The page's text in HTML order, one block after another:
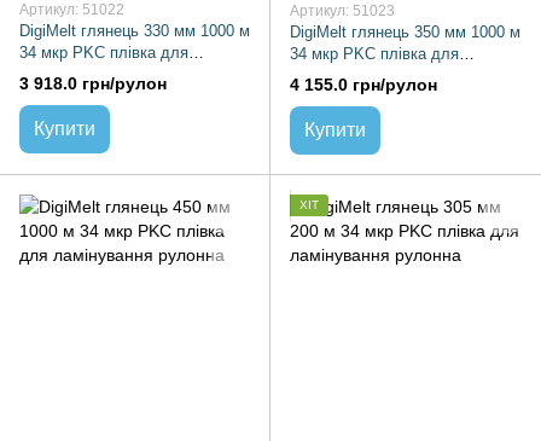
Артикул: 51022
DigiMelt глянець 330 мм 1000 м
34 мкр PKC плівка для
ламінування рулонна
3 918.0 грн/рулон
Купити
Артикул: 51023
DigiMelt глянець 350 мм 1000 м
34 мкр PKC плівка для
ламінування рулонна
4 155.0 грн/рулон
Купити
ХІТ